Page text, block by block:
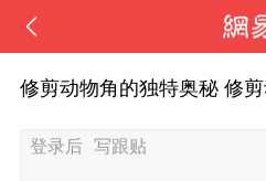
修剪动物角的独特奥秘 修